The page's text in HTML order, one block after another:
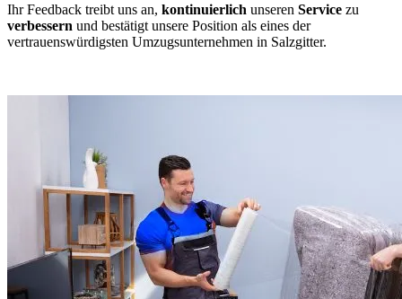
Ihr Feedback treibt uns an, kontinuierlich unseren Service zu
verbessern und bestätigt unsere Position als eines der
vertrauenswürdigsten Umzugsunternehmen in Salzgitter.